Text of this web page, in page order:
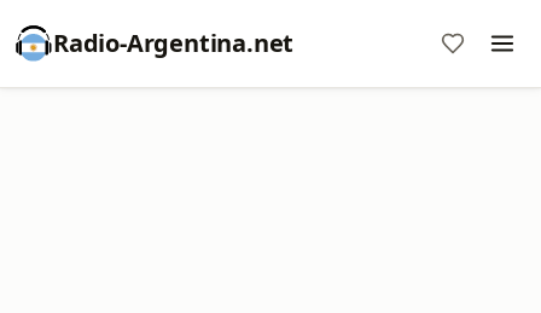
Radio-Argentina.net